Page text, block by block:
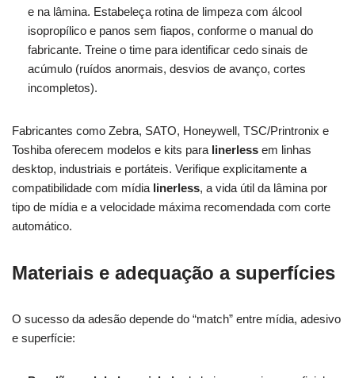
e na lâmina. Estabeleça rotina de limpeza com álcool
isopropílico e panos sem fiapos, conforme o manual do
fabricante. Treine o time para identificar cedo sinais de
acúmulo (ruídos anormais, desvios de avanço, cortes
incompletos).
Fabricantes como Zebra, SATO, Honeywell, TSC/Printronix e
Toshiba oferecem modelos e kits para linerless em linhas
desktop, industriais e portáteis. Verifique explicitamente a
compatibilidade com mídia linerless, a vida útil da lâmina por
tipo de mídia e a velocidade máxima recomendada com corte
automático.
Materiais e adequação a superfícies
O sucesso da adesão depende do “match” entre mídia, adesivo
e superfície: